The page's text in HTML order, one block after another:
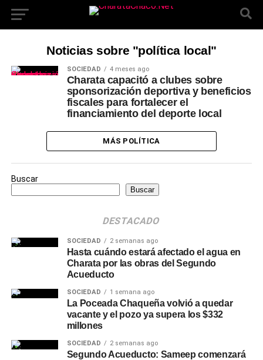
Noticias sobre "política local"
SOCIEDAD 4 meses ago
Charata capacitó a clubes sobre
sponsorización deportiva y beneficios
fiscales para fortalecer el
financiamiento del deporte local
MÁS POLÍTICA
Buscar
Buscar
DESTACADO
SOCIEDAD 2 semanas ago
Hasta cuándo estará afectado el agua en
Charata por las obras del Segundo
Acueducto
SOCIEDAD 1 semana ago
La Poceada Chaqueña volvió a quedar
vacante y el pozo ya supera los $332
millones
SOCIEDAD 2 semanas ago
Segundo Acueducto: Sameep comenzará